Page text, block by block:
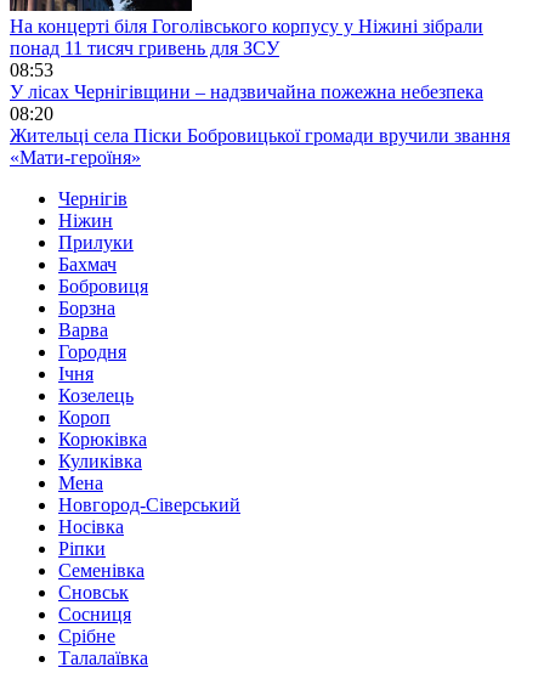
На концерті біля Гоголівського корпусу у Ніжині зібрали
понад 11 тисяч гривень для ЗСУ
08:53
У лісах Чернігівщини – надзвичайна пожежна небезпека
08:20
Жительці села Піски Бобровицької громади вручили звання
«Мати-героїня»
Чернігів
Ніжин
Прилуки
Бахмач
Бобровиця
Борзна
Варва
Городня
Ічня
Козелець
Короп
Корюківка
Куликівка
Мена
Новгород-Сіверський
Носівка
Ріпки
Семенівка
Сновськ
Сосниця
Срібне
Талалаївка